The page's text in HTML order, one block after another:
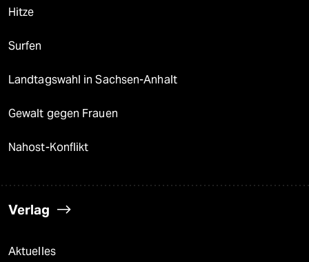
Hitze
Surfen
Landtagswahl in Sachsen-Anhalt
Gewalt gegen Frauen
Nahost-Konflikt
Verlag
Aktuelles